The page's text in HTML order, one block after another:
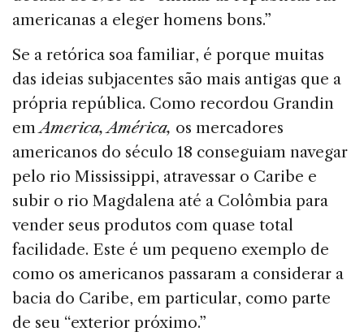
americanas a eleger homens bons.”
Se a retórica soa familiar, é porque muitas
das ideias subjacentes são mais antigas que a
própria república. Como recordou Grandin
emAmerica, América, os mercadores
americanos do século 18 conseguiam navegar
pelo rio Mississippi, atravessar o Caribe e
subir o rio Magdalena até a Colômbia para
vender seus produtos com quase total
facilidade. Este é um pequeno exemplo de
como os americanos passaram a considerar a
bacia do Caribe, em particular, como parte
de seu “exterior próximo.”